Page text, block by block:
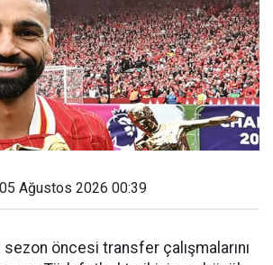
05 Ağustos 2026 00:39
sezon öncesi transfer çalışmalarını